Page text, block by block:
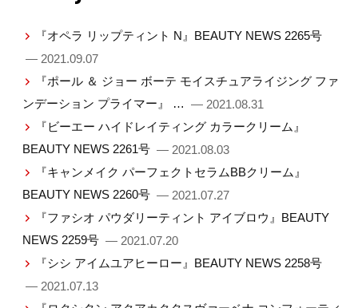
『オペラ リップティント N』BEAUTY NEWS 2265号
— 2021.09.07
『ポール ＆ ジョー ボーテ モイスチュアライジング ファ
ンデーション プライマー』 … — 2021.08.31
『ビーエー ハイドレイティング カラークリーム』
BEAUTY NEWS 2261号 — 2021.08.03
『キャンメイク パーフェクトセラムBBクリーム』
BEAUTY NEWS 2260号 — 2021.07.27
『ファシオ パウダリーティント アイブロウ』BEAUTY
NEWS 2259号 — 2021.07.20
『シシ アイムユアヒーロー』BEAUTY NEWS 2258号
— 2021.07.13